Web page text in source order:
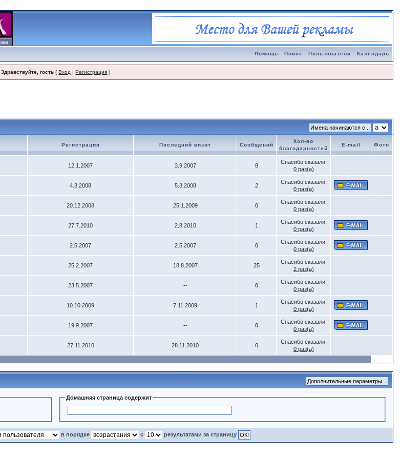
Помощь Поиск Пользователи Календарь
Здравствуйте, гость (Вход |Регистрация )
Регистрация Последний визит Сообщений
Кол-во
благодарностей
E-mail Фото
12.1.2007 3.9.2007 8
Спасибо сказали:
0 раз(а)
4.3.2008 5.3.2008 2
Спасибо сказали:
0 раз(а)
20.12.2008 25.1.2009 0
Спасибо сказали:
0 раз(а)
27.7.2010 2.8.2010 1
Спасибо сказали:
0 раз(а)
2.5.2007 2.5.2007 0
Спасибо сказали:
0 раз(а)
25.2.2007 18.8.2007 25
Спасибо сказали:
2 раз(а)
23.5.2007 -- 0
Спасибо сказали:
0 раз(а)
10.10.2009 7.11.2009 1
Спасибо сказали:
0 раз(а)
19.9.2007 -- 0
Спасибо сказали:
0 раз(а)
27.11.2010 28.11.2010 0
Спасибо сказали:
0 раз(а)
Домашняя страница содержит
в порядке с результатами за страницу